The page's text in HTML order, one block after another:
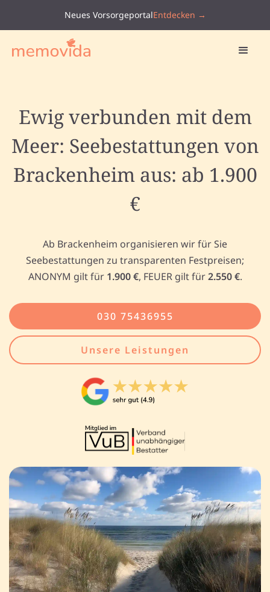
Neues VorsorgeportalEntdecken →
Ewig verbunden mit dem
Meer: Seebestattungen von
Brackenheim aus: ab 1.900
€
Ab Brackenheim organisieren wir für Sie
Seebestattungen zu transparenten Festpreisen;
ANONYM gilt für 1.900 €, FEUER gilt für2.550 €.
030 75436955
Unsere Leistungen